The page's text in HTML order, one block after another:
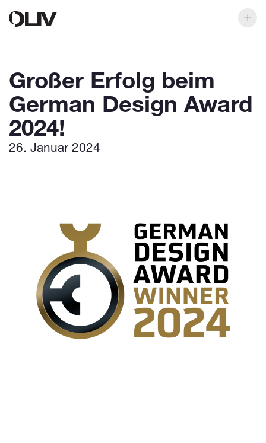
Großer Erfolg beim
German Design Award
2024!
26. Januar 2024